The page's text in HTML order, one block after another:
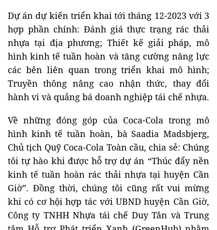
Dự án dự kiến triển khai tới tháng 12-2023 với 3
hợp phần chính: Đánh giá thực trạng rác thải
nhựa tại địa phương; Thiết kế giải pháp, mô
hình kinh tế tuần hoàn và tăng cường năng lực
các bên liên quan trong triển khai mô hình;
Truyền thông nâng cao nhận thức, thay đổi
hành vi và quảng bá doanh nghiệp tái chế nhựa.
Về những đóng góp của Coca-Cola trong mô
hình kinh tế tuần hoàn, bà Saadia Madsbjerg,
Chủ tịch Quỹ Coca-Cola Toàn cầu, chia sẻ: Chúng
tôi tự hào khi được hỗ trợ dự án “Thúc đẩy nền
kinh tế tuần hoàn rác thải nhựa tại huyện Cần
Giờ”. Đồng thời, chúng tôi cũng rất vui mừng
khi có cơ hội hợp tác với UBND huyện Cần Giờ,
Công ty TNHH Nhựa tái chế Duy Tân và Trung